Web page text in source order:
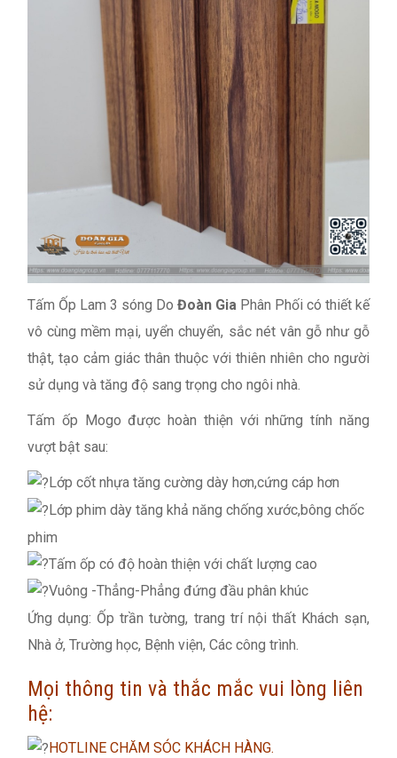
Tấm Ốp Lam 3 sóng Do Đoàn Gia Phân Phối có thiết kế
vô cùng mềm mại, uyển chuyển, sắc nét vân gỗ như gỗ
thật, tạo cảm giác thân thuộc với thiên nhiên cho người
sử dụng và tăng độ sang trọng cho ngôi nhà.
Tấm ốp Mogo được hoàn thiện với những tính năng
vượt bật sau:
Lớp cốt nhựa tăng cường dày hơn,cứng cáp hơn
Lớp phim dày tăng khả năng chống xước,bông chốc
phim
Tấm ốp có độ hoàn thiện với chất lượng cao
Vuông -Thẳng-Phẳng đứng đầu phân khúc
Ứng dụng: Ốp trần tường, trang trí nội thất Khách sạn,
Nhà ở, Trường học, Bệnh viện, Các công trình.
Mọi thông tin và thắc mắc vui lòng liên
hệ:
HOTLINE CHĂM SÓC KHÁCH HÀNG.